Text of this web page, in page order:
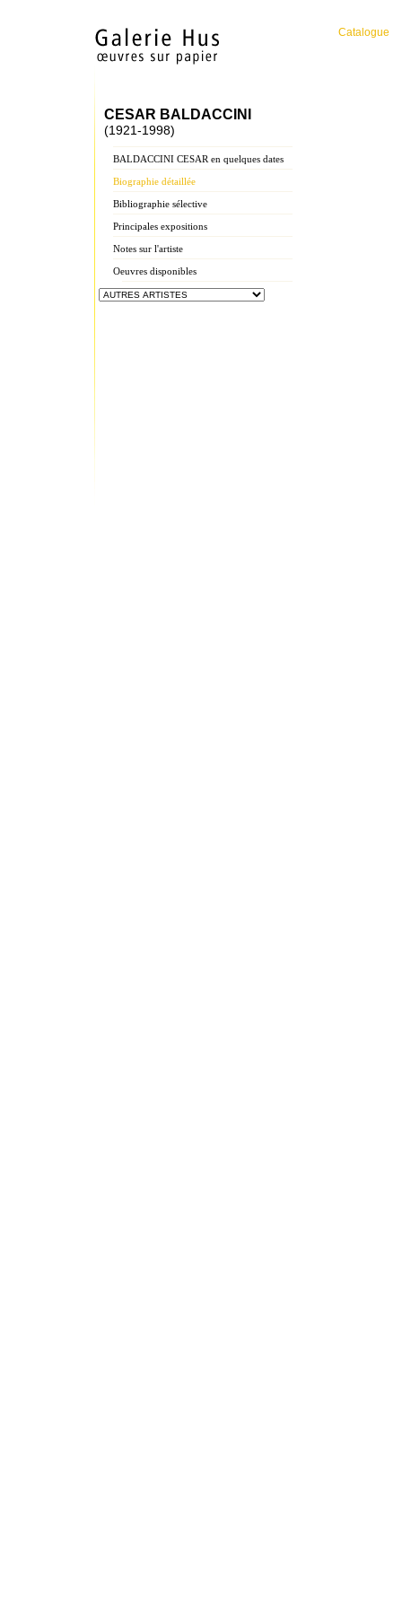
Catalogue
CESAR BALDACCINI
(1921-1998)
BALDACCINI CESAR en quelques dates
Biographie détaillée
Bibliographie sélective
Principales expositions
Notes sur l'artiste
Oeuvres disponibles